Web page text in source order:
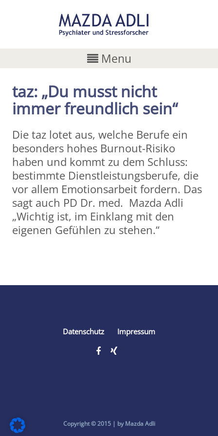
Menu
taz: „Du musst nicht
immer freundlich sein“
Die taz lotet aus, welche Berufe ein
besonders hohes Burnout-Risiko
haben und kommt zu dem Schluss:
bestimmte Dienstleistungsberufe, die
vor allem Emotionsarbeit fordern. Das
sagt auch PD Dr. med. Mazda Adli
„Wichtig ist, im Einklang mit den
eigenen Gefühlen zu stehen.“
Datenschutz Impressum
Copyright © 2015 | by Mazda Adli